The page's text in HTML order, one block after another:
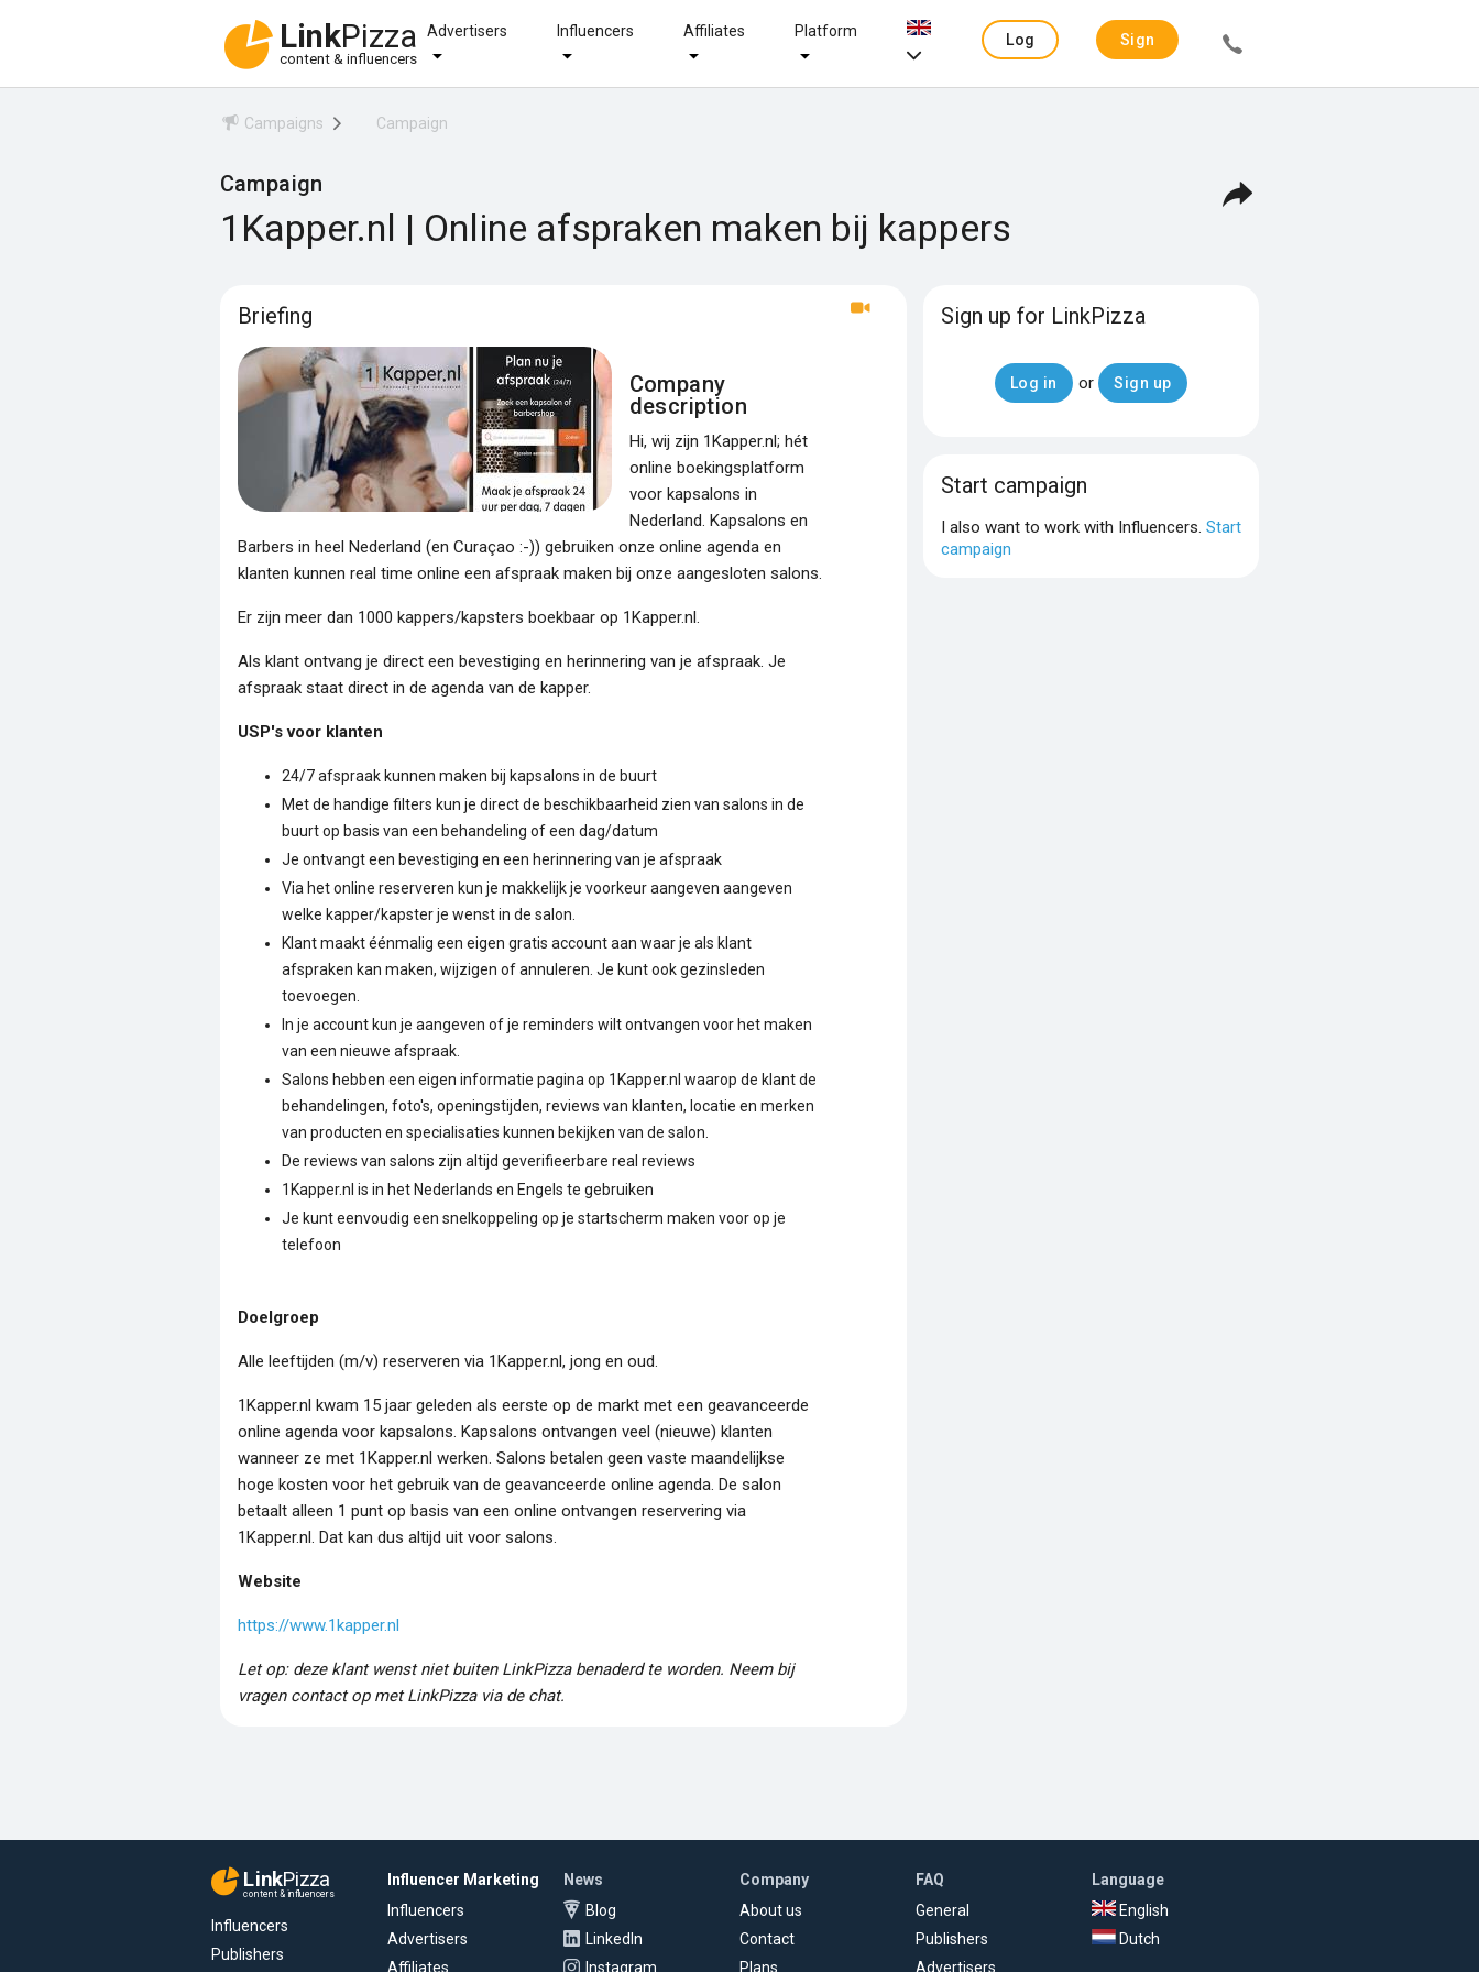
LinkPizza
content & influencers
Advertisers Influencers Affiliates Platform
Log
Sign
Campaigns Campaign
Campaign
1Kapper.nl | Online afspraken maken bij kappers
Briefing
Company
description
Hi, wij zijn 1Kapper.nl; hét
online boekingsplatform
voor kapsalons in
Nederland. Kapsalons en
Barbers in heel Nederland (en Curaçao :-)) gebruiken onze online agenda en
klanten kunnen real time online een afspraak maken bij onze aangesloten salons.
Er zijn meer dan 1000 kappers/kapsters boekbaar op 1Kapper.nl.
Als klant ontvang je direct een bevestiging en herinnering van je afspraak. Je
afspraak staat direct in de agenda van de kapper.
USP's voor klanten
24/7 afspraak kunnen maken bij kapsalons in de buurt
Met de handige filters kun je direct de beschikbaarheid zien van salons in de
buurt op basis van een behandeling of een dag/datum
Je ontvangt een bevestiging en een herinnering van je afspraak
Via het online reserveren kun je makkelijk je voorkeur aangeven aangeven
welke kapper/kapster je wenst in de salon.
Klant maakt éénmalig een eigen gratis account aan waar je als klant
afspraken kan maken, wijzigen of annuleren. Je kunt ook gezinsleden
toevoegen.
In je account kun je aangeven of je reminders wilt ontvangen voor het maken
van een nieuwe afspraak.
Salons hebben een eigen informatie pagina op 1Kapper.nl waarop de klant de
behandelingen, foto's, openingstijden, reviews van klanten, locatie en merken
van producten en specialisaties kunnen bekijken van de salon.
De reviews van salons zijn altijd geverifieerbare real reviews
1Kapper.nl is in het Nederlands en Engels te gebruiken
Je kunt eenvoudig een snelkoppeling op je startscherm maken voor op je
telefoon
Doelgroep
Alle leeftijden (m/v) reserveren via 1Kapper.nl, jong en oud.
1Kapper.nl kwam 15 jaar geleden als eerste op de markt met een geavanceerde
online agenda voor kapsalons. Kapsalons ontvangen veel (nieuwe) klanten
wanneer ze met 1Kapper.nl werken. Salons betalen geen vaste maandelijkse
hoge kosten voor het gebruik van de geavanceerde online agenda. De salon
betaalt alleen 1 punt op basis van een online ontvangen reservering via
1Kapper.nl. Dat kan dus altijd uit voor salons.
Website
https://www.1kapper.nl
Let op: deze klant wenst niet buiten LinkPizza benaderd te worden. Neem bij
vragen contact op met LinkPizza via de chat.
Sign up for LinkPizza
Log in or Sign up
Start campaign
I also want to work with Influencers.Start
campaign
LinkPizza
content & influencers
Influencers
Publishers
Influencer Marketing
Influencers
Advertisers
Affiliates
News
Blog
LinkedIn
Instagram
Company
About us
Contact
Plans
FAQ
General
Publishers
Advertisers
Language
English
Dutch